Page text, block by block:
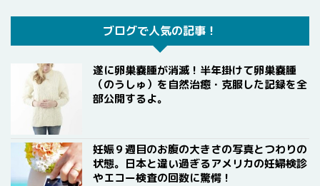
ブログで人気の記事！
遂に卵巣嚢腫が消滅！半年掛けて卵巣嚢腫
（のうしゅ）を自然治癒・克服した記録を全
部公開するよ。
妊娠９週目のお腹の大きさの写真とつわりの
状態。日本と違い過ぎるアメリカの妊婦検診
やエコー検査の回数に驚愕！